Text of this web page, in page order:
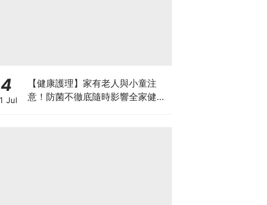
4
Jul
【健康護理】家有老人與小童注
意！防菌不徹底隨時影響全家健康